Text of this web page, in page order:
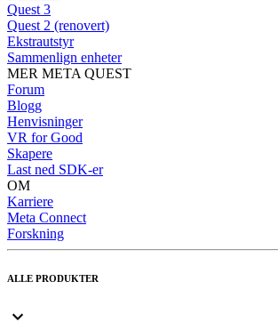
Quest 3
Quest 2 (renovert)
Ekstrautstyr
Sammenlign enheter
MER META QUEST
Forum
Blogg
Henvisninger
VR for Good
Skapere
Last ned SDK-er
OM
Karriere
Meta Connect
Forskning
ALLE PRODUKTER